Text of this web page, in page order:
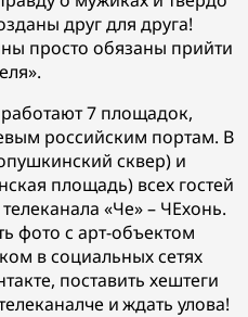
друг для друга!
просто обязаны прийти
7 площадок,
российским портам. В
сквер) и
площадь) всех гостей
«Че» – ЧЕхонь.
фото с арт-объектом
в социальных сетях
поставить хештеги
и ждать улова!